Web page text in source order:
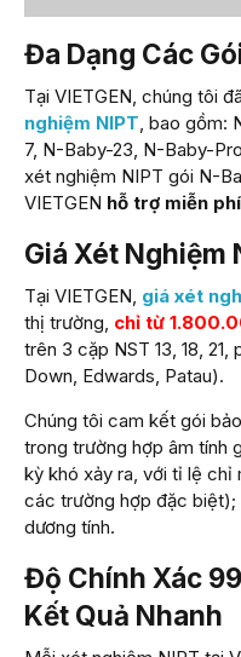
Đa Dạng Các
Tại VIETGEN, chúng tôi
nghiệm NIPT, bao gồm:
7, N-Baby-23, N-Baby-
xét nghiệm NIPT gói N-
VIETGEN hỗ trợ miễn
Giá Xét Nghiệm
Tại VIETGEN, giá xét
thị trường, chỉ từ
trên 3 cặp NST 13, 18,
Down, Edwards, Patau).
Chúng tôi cam kết gói
trong trường hợp âm tính
kỳ khó xảy ra, với tỉ lệ chỉ
các trường hợp đặc
dương tính.
Độ Chính Xác
Kết Quả Nhanh